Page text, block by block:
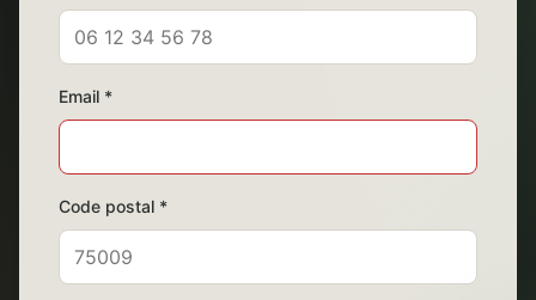
Email *
Code postal *